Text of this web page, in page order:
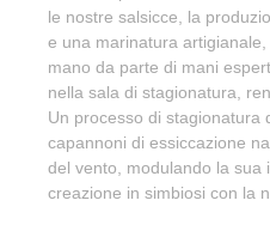
le nostre salsicce, la
e una marinatura
mano da parte di mani
nella sala di stagionatura,
Un processo di stagionatura
capannoni di essiccazione
del vento, modulando la sua
creazione in simbiosi con la